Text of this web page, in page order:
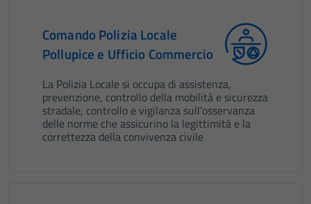
Comando Polizia Locale
Pollupice e Ufficio Commercio
La Polizia Locale si occupa di assistenza,
prevenzione, controllo della mobilità e sicurezza
stradale, controllo e vigilanza sull'osservanza
delle norme che assicurino la legittimità e la
correttezza della convivenza civile